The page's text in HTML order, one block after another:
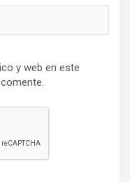
y web en este